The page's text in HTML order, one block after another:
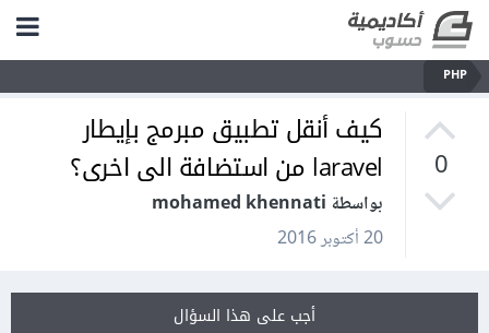
PHP
0
كيف أنقل تطبيق مبرمج بإيطار
laravel من استضافة الى اخرى؟
بواسطة mohamed khennati
20 أكتوبر 2016
أجب على هذا السؤال